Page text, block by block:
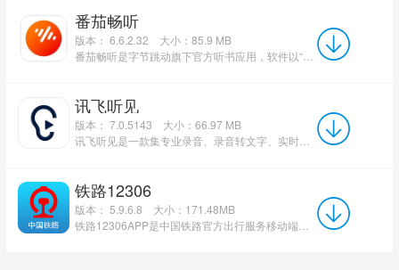
番茄畅听
版本： 6.6.2.32
大小：85.9 MB
番茄畅听是字节跳动旗下官方听书应用，软件以“用耳朵看书”为核心体验，操作便捷、收听健康，平台内置海量免...
讯飞听见
版本： 7.0.5143
大小：66.97 MB
讯飞听见是一款集专业录音、录音转文字、实时语音翻译、远程视频会议等功能于一体的手机应用软件，旨在将手...
铁路12306
版本： 5.9.6.8
大小：171.48MB